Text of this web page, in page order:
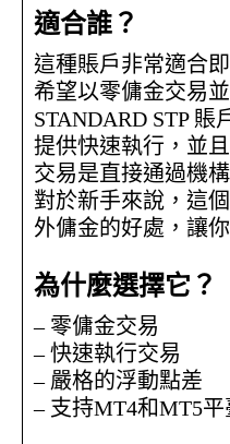
適合誰？
這種賬戶非常適合
希望以零傭金交易
STANDARD STP
提供快速執行，並
交易是直接通過機
對於新手來說，這
外傭金的好處，讓
為什麼選擇它？
– 零傭金交易
– 快速執行交易
– 嚴格的浮動點差
– 支持MT4和MT5平